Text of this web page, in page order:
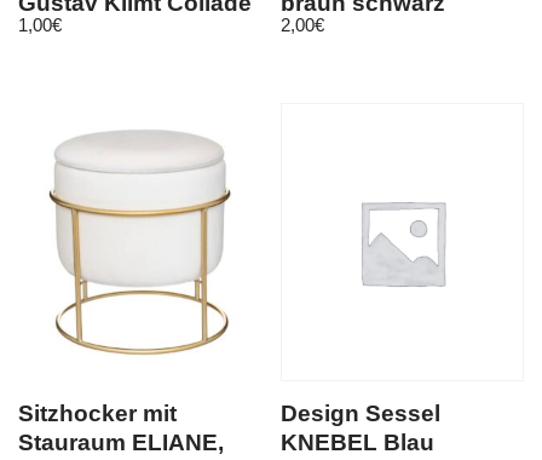
1,00€
Meterware
2,00€
Sitzhocker mit
Stauraum ELIANE,
Design Sessel
KNEBEL Blau